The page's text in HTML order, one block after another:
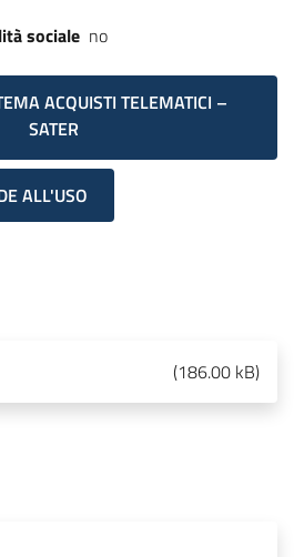
sociale no
ACQUISTI TELEMATICI –
SATER
ALL'USO
(186.00 kB)